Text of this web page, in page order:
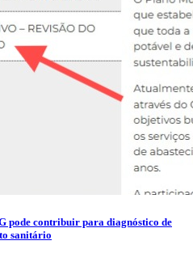
pode contribuir para diagnóstico de
sanitário